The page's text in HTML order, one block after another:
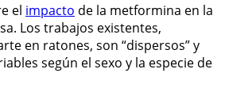
el impacto de la metformina en la
Los trabajos existentes,
en ratones, son “dispersos” y
según el sexo y la especie de